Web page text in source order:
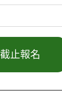
截止報名